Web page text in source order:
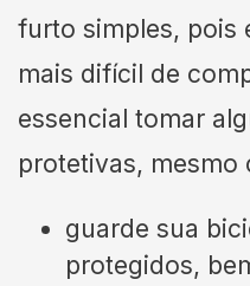
furto simples, pois
mais difícil de
essencial tomar
protetivas, mesmo
guarde sua
protegidos,